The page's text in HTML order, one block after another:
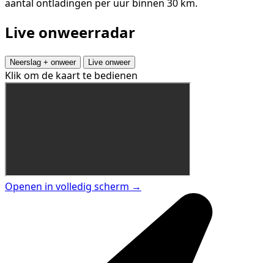
aantal ontladingen per uur binnen 30 km.
Live onweerradar
Neerslag + onweer Live onweer
Klik om de kaart te bedienen
Openen in volledig scherm →